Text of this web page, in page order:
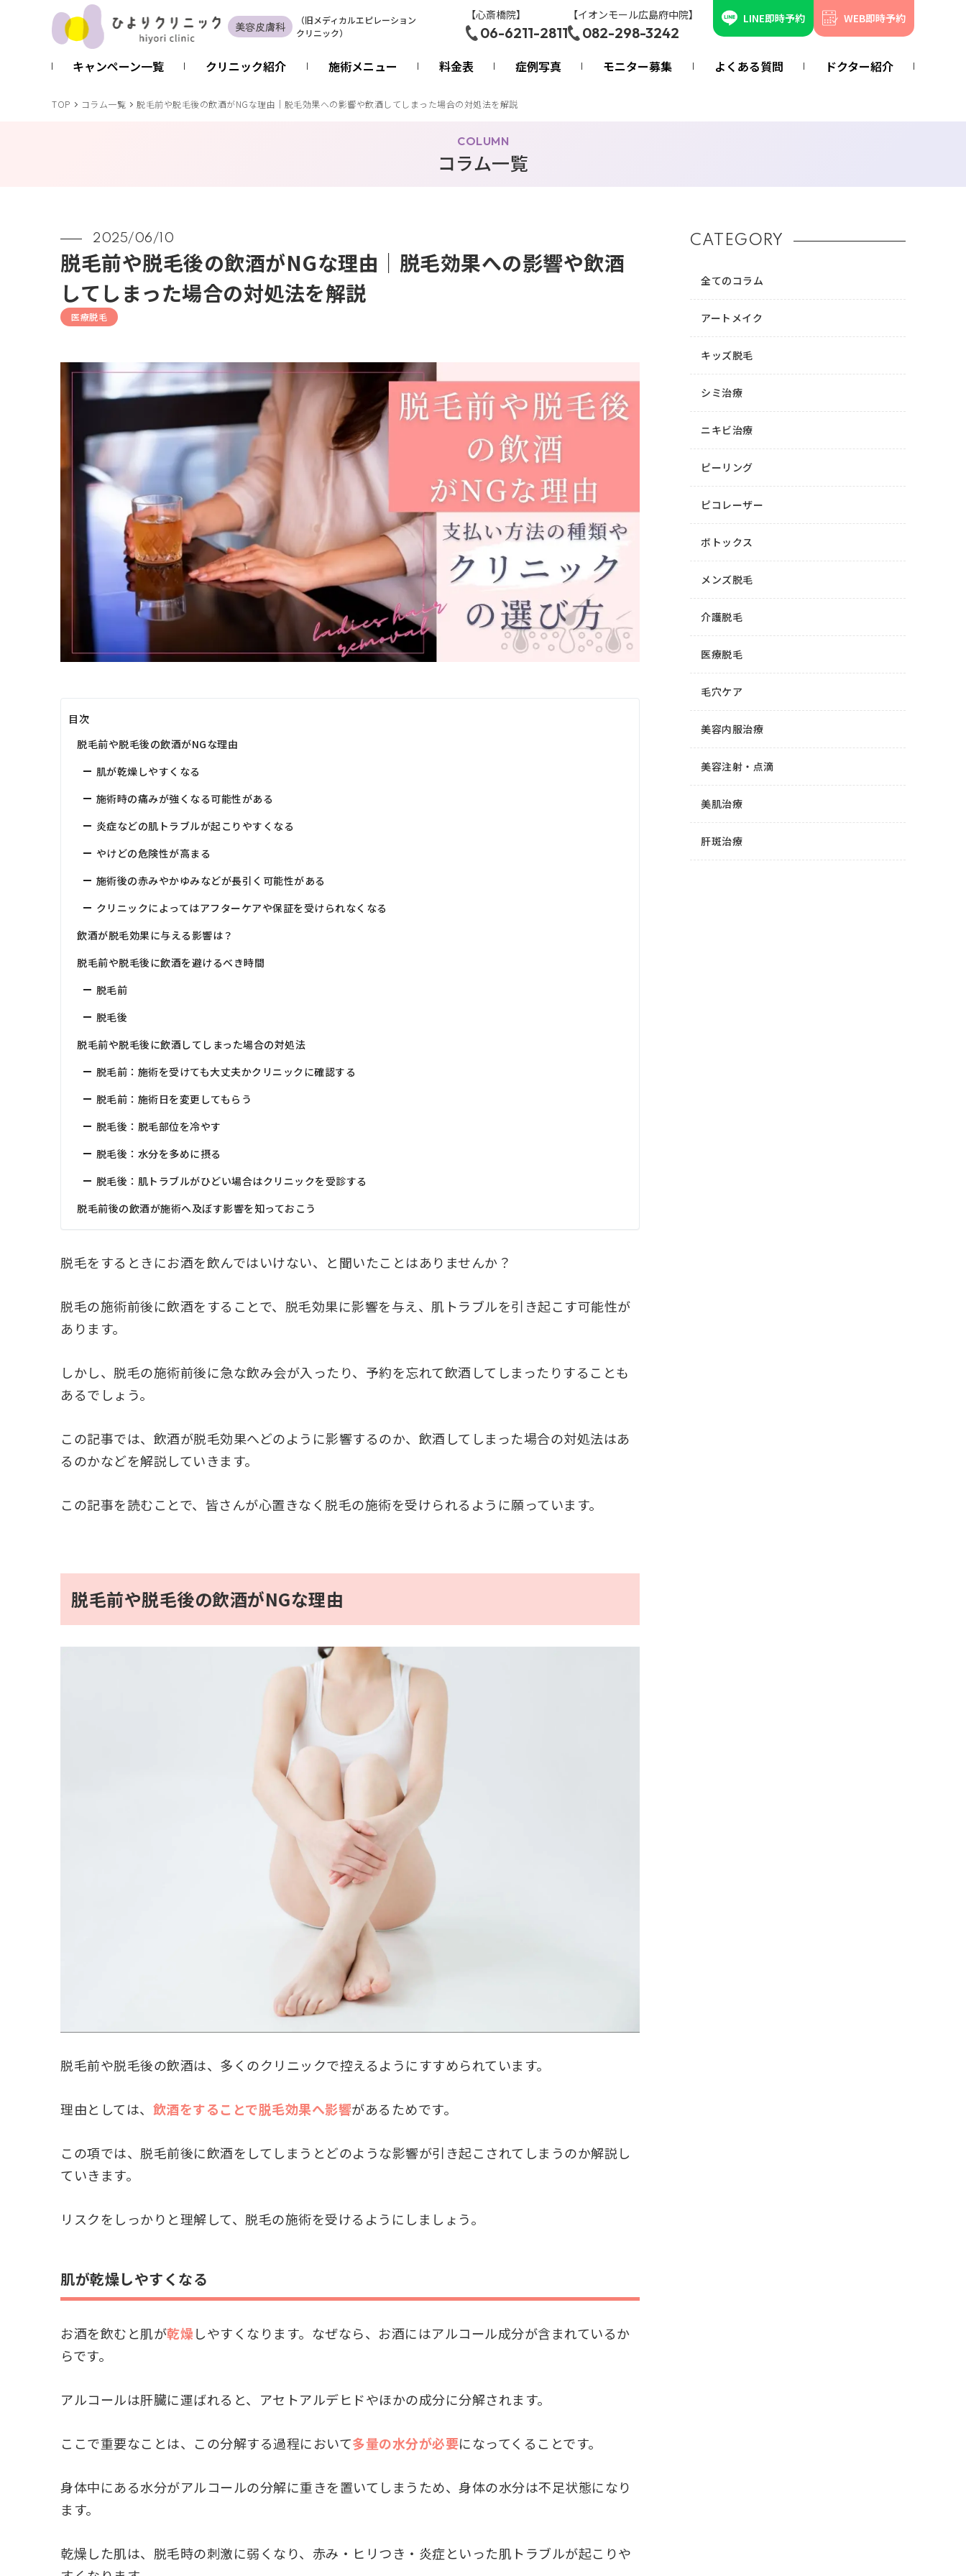
美容皮膚科 （旧メディカルエピレーション
クリニック）
【心斎橋院】
06-6211-2811
【イオンモール広島府中院】
082-298-3242
LINE即時予約 WEB即時予約
キャンペーン一覧 クリニック紹介 施術メニュー 料金表 症例写真 モニター募集 よくある質問 ドクター紹介
TOP コラム一覧 脱毛前や脱毛後の飲酒がNGな理由｜脱毛効果への影響や飲酒してしまった場合の対処法を解説
COLUMN
コラム一覧
2025/06/10
脱毛前や脱毛後の飲酒がNGな理由｜脱毛効果への影響や飲酒
してしまった場合の対処法を解説
医療脱毛
目次
脱毛前や脱毛後の飲酒がNGな理由
肌が乾燥しやすくなる
施術時の痛みが強くなる可能性がある
炎症などの肌トラブルが起こりやすくなる
やけどの危険性が高まる
施術後の赤みやかゆみなどが長引く可能性がある
クリニックによってはアフターケアや保証を受けられなくなる
飲酒が脱毛効果に与える影響は？
脱毛前や脱毛後に飲酒を避けるべき時間
脱毛前
脱毛後
脱毛前や脱毛後に飲酒してしまった場合の対処法
脱毛前：施術を受けても大丈夫かクリニックに確認する
脱毛前：施術日を変更してもらう
脱毛後：脱毛部位を冷やす
脱毛後：水分を多めに摂る
脱毛後：肌トラブルがひどい場合はクリニックを受診する
脱毛前後の飲酒が施術へ及ぼす影響を知っておこう
脱毛をするときにお酒を飲んではいけない、と聞いたことはありませんか？
脱毛の施術前後に飲酒をすることで、脱毛効果に影響を与え、肌トラブルを引き起こす可能性が
あります。
しかし、脱毛の施術前後に急な飲み会が入ったり、予約を忘れて飲酒してしまったりすることも
あるでしょう。
この記事では、飲酒が脱毛効果へどのように影響するのか、飲酒してしまった場合の対処法はあ
るのかなどを解説していきます。
この記事を読むことで、皆さんが心置きなく脱毛の施術を受けられるように願っています。
脱毛前や脱毛後の飲酒がNGな理由
脱毛前や脱毛後の飲酒は、多くのクリニックで控えるようにすすめられています。
理由としては、 飲酒をすることで脱毛効果へ影響があるためです。
この項では、脱毛前後に飲酒をしてしまうとどのような影響が引き起こされてしまうのか解説し
ていきます。
リスクをしっかりと理解して、脱毛の施術を受けるようにしましょう。
肌が乾燥しやすくなる
お酒を飲むと肌が乾燥しやすくなります。なぜなら、お酒にはアルコール成分が含まれているか
らです。
アルコールは肝臓に運ばれると、アセトアルデヒドやほかの成分に分解されます。
ここで重要なことは、この分解する過程において多量の水分が必要になってくることです。
身体中にある水分がアルコールの分解に重きを置いてしまうため、身体の水分は不足状態になり
ます。
乾燥した肌は、脱毛時の刺激に弱くなり、赤み・ヒリつき・炎症といった肌トラブルが起こりや
CATEGORY
全てのコラム
アートメイク
キッズ脱毛
シミ治療
ニキビ治療
ピーリング
ピコレーザー
ボトックス
メンズ脱毛
介護脱毛
医療脱毛
毛穴ケア
美容内服治療
美容注射・点滴
美肌治療
肝斑治療